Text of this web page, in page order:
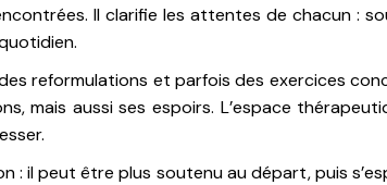
Il clarifie les attentes de chacun :
reformulations et parfois des exercices
mais aussi ses espoirs. L’espace
il peut être plus soutenu au départ, puis